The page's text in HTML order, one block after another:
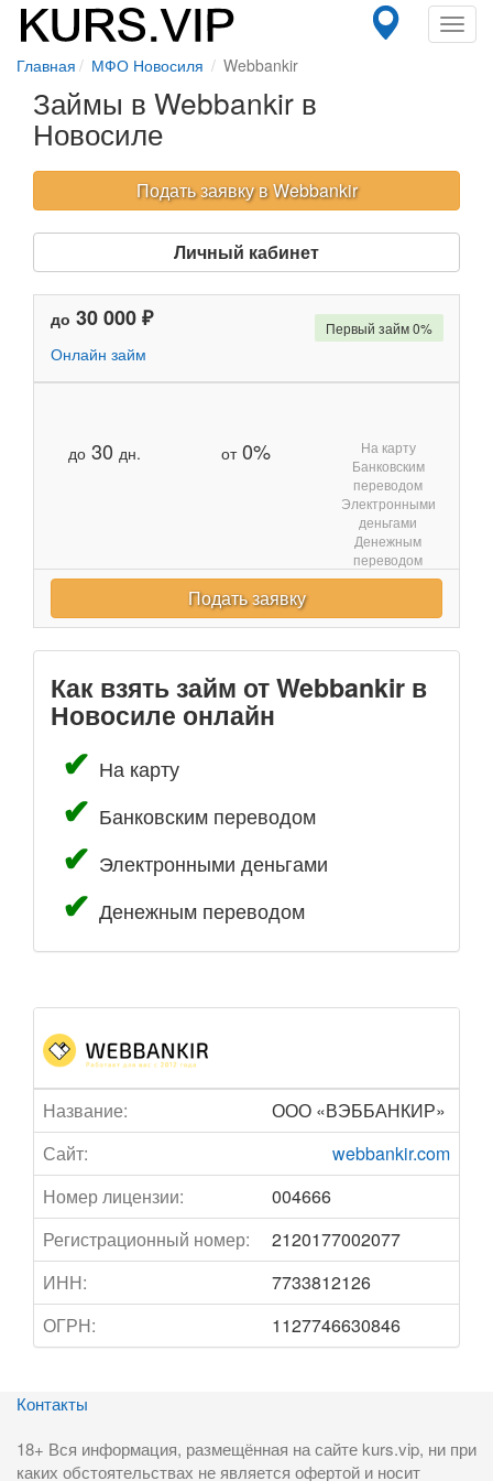
Главная МФО Новосиля Webbankir
Займы в Webbankir в
Новосиле
Подать заявку в Webbankir
Личный кабинет
до 30 000 ₽
Онлайн займ
до 30 дн. от0%
Первый займ 0%
На карту
Банковским
переводом
Электронными
деньгами
Денежным
переводом
Подать заявку
Как взять займ от Webbankir в
Новосиле онлайн
На карту
Банковским переводом
Электронными деньгами
Денежным переводом
Название:
ООО «ВЭББАНКИР»
Сайт:
webbankir.com
Номер лицензии:
004666
Регистрационный номер:
2120177002077
ИНН:
7733812126
ОГРН:
1127746630846
Контакты
18+ Вся информация, размещённая на сайте kurs.vip, ни при
каких обстоятельствах не является офертой и носит